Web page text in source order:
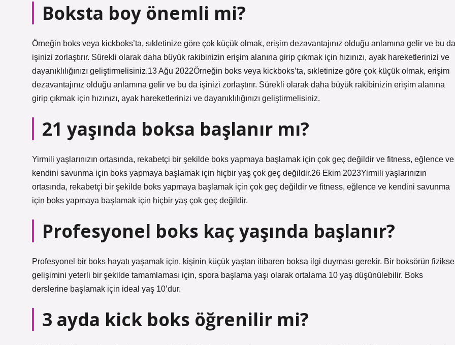
Boksta boy önemli mi?
Örneğin boks veya kickboks’ta, sıkletinize göre çok küçük olmak, erişim dezavantajınız olduğu anlamına gelir ve bu da
işinizi zorlaştırır. Sürekli olarak daha büyük rakibinizin erişim alanına girip çıkmak için hızınızı, ayak hareketlerinizi ve
dayanıklılığınızı geliştirmelisiniz.13 Ağu 2022Örneğin boks veya kickboks’ta, sıkletinize göre çok küçük olmak, erişim
dezavantajınız olduğu anlamına gelir ve bu da işinizi zorlaştırır. Sürekli olarak daha büyük rakibinizin erişim alanına
girip çıkmak için hızınızı, ayak hareketlerinizi ve dayanıklılığınızı geliştirmelisiniz.
21 yaşında boksa başlanır mı?
Yirmili yaşlarınızın ortasında, rekabetçi bir şekilde boks yapmaya başlamak için çok geç değildir ve fitness, eğlence ve
kendini savunma için boks yapmaya başlamak için hiçbir yaş çok geç değildir.26 Ekim 2023Yirmili yaşlarınızın
ortasında, rekabetçi bir şekilde boks yapmaya başlamak için çok geç değildir ve fitness, eğlence ve kendini savunma
için boks yapmaya başlamak için hiçbir yaş çok geç değildir.
Profesyonel boks kaç yaşında başlanır?
Profesyonel bir boks hayatı yaşamak için, kişinin küçük yaştan itibaren boksa ilgi duyması gerekir. Bir boksörün
gelişimini yeterli bir şekilde tamamlaması için, spora başlama yaşı olarak ortalama 10 yaş düşünülebilir. Boks
derslerine başlamak için ideal yaş 10’dur.
3 ayda kick boks öğrenilir mi?